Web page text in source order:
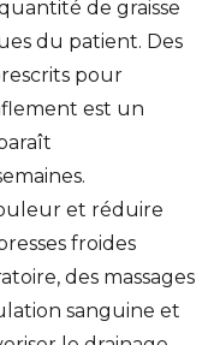
de graisse
du patient. Des
pour
est un
et réduire
froides
des massages
sanguine et